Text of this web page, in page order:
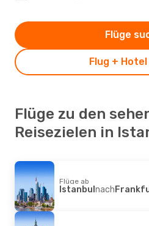
Flug +
Flüge
Flüge zu den
Reisezielen in
Flüge ab
Istanbulnach